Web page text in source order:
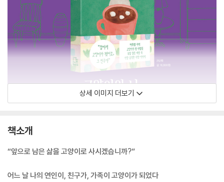
상세 이미지 더보기
책소개
“앞으로 남은 삶을 고양이로 사시겠습니까?”
어느 날 나의 연인이, 친구가, 가족이 고양이가 되었다